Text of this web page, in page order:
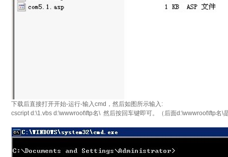
下载后直接打开开始-运行-输入cmd，然后如图所示输入:
cscript d:\1.vbs d:\wwwroot\ftp名\ 然后按回车键即可。（后面d:\wwwroot\ftp名\